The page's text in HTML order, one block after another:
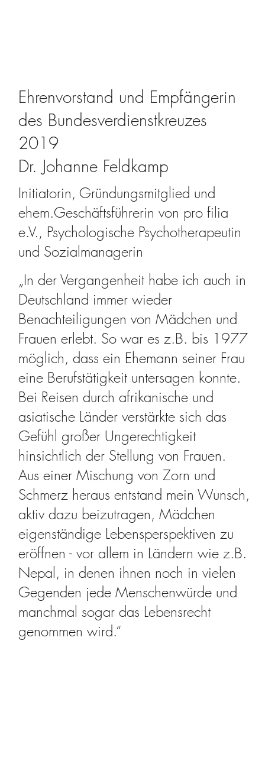
Ehrenvorstand und Empfängerin
des Bundesverdienstkreuzes
2019
Dr. Johanne Feldkamp
Initiatorin, Gründungsmitglied und
ehem.Geschäftsführerin von pro filia
e.V., Psychologische Psychotherapeutin
und Sozialmanagerin
„In der Vergangenheit habe ich auch in
Deutschland immer wieder
Benachteiligungen von Mädchen und
Frauen erlebt. So war es z.B. bis 1977
möglich, dass ein Ehemann seiner Frau
eine Berufstätigkeit untersagen konnte.
Bei Reisen durch afrikanische und
asiatische Länder verstärkte sich das
Gefühl großer Ungerechtigkeit
hinsichtlich der Stellung von Frauen.
Aus einer Mischung von Zorn und
Schmerz heraus entstand mein Wunsch,
aktiv dazu beizutragen, Mädchen
eigenständige Lebensperspektiven zu
eröffnen - vor allem in Ländern wie z.B.
Nepal, in denen ihnen noch in vielen
Gegenden jede Menschenwürde und
manchmal sogar das Lebensrecht
genommen wird.“